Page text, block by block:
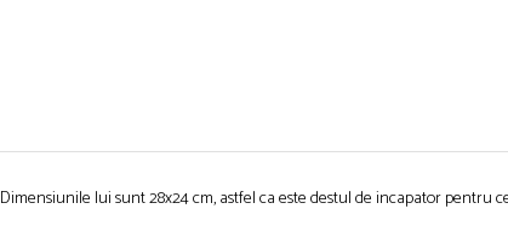
lui sunt 28x24 cm, astfel ca este destul de incapator pentru